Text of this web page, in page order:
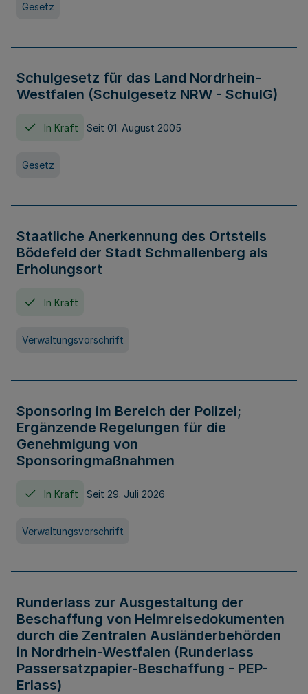
Gesetz
Schulgesetz für das Land Nordrhein-
Westfalen (Schulgesetz NRW - SchulG)
In Kraft Seit 01. August 2005
Gesetz
Staatliche Anerkennung des Ortsteils
Bödefeld der Stadt Schmallenberg als
Erholungsort
In Kraft
Verwaltungsvorschrift
Sponsoring im Bereich der Polizei;
Ergänzende Regelungen für die
Genehmigung von
Sponsoringmaßnahmen
In Kraft Seit 29. Juli 2026
Verwaltungsvorschrift
Runderlass zur Ausgestaltung der
Beschaffung von Heimreisedokumenten
durch die Zentralen Ausländerbehörden
in Nordrhein-Westfalen (Runderlass
Passersatzpapier-Beschaffung - PEP-
Erlass)